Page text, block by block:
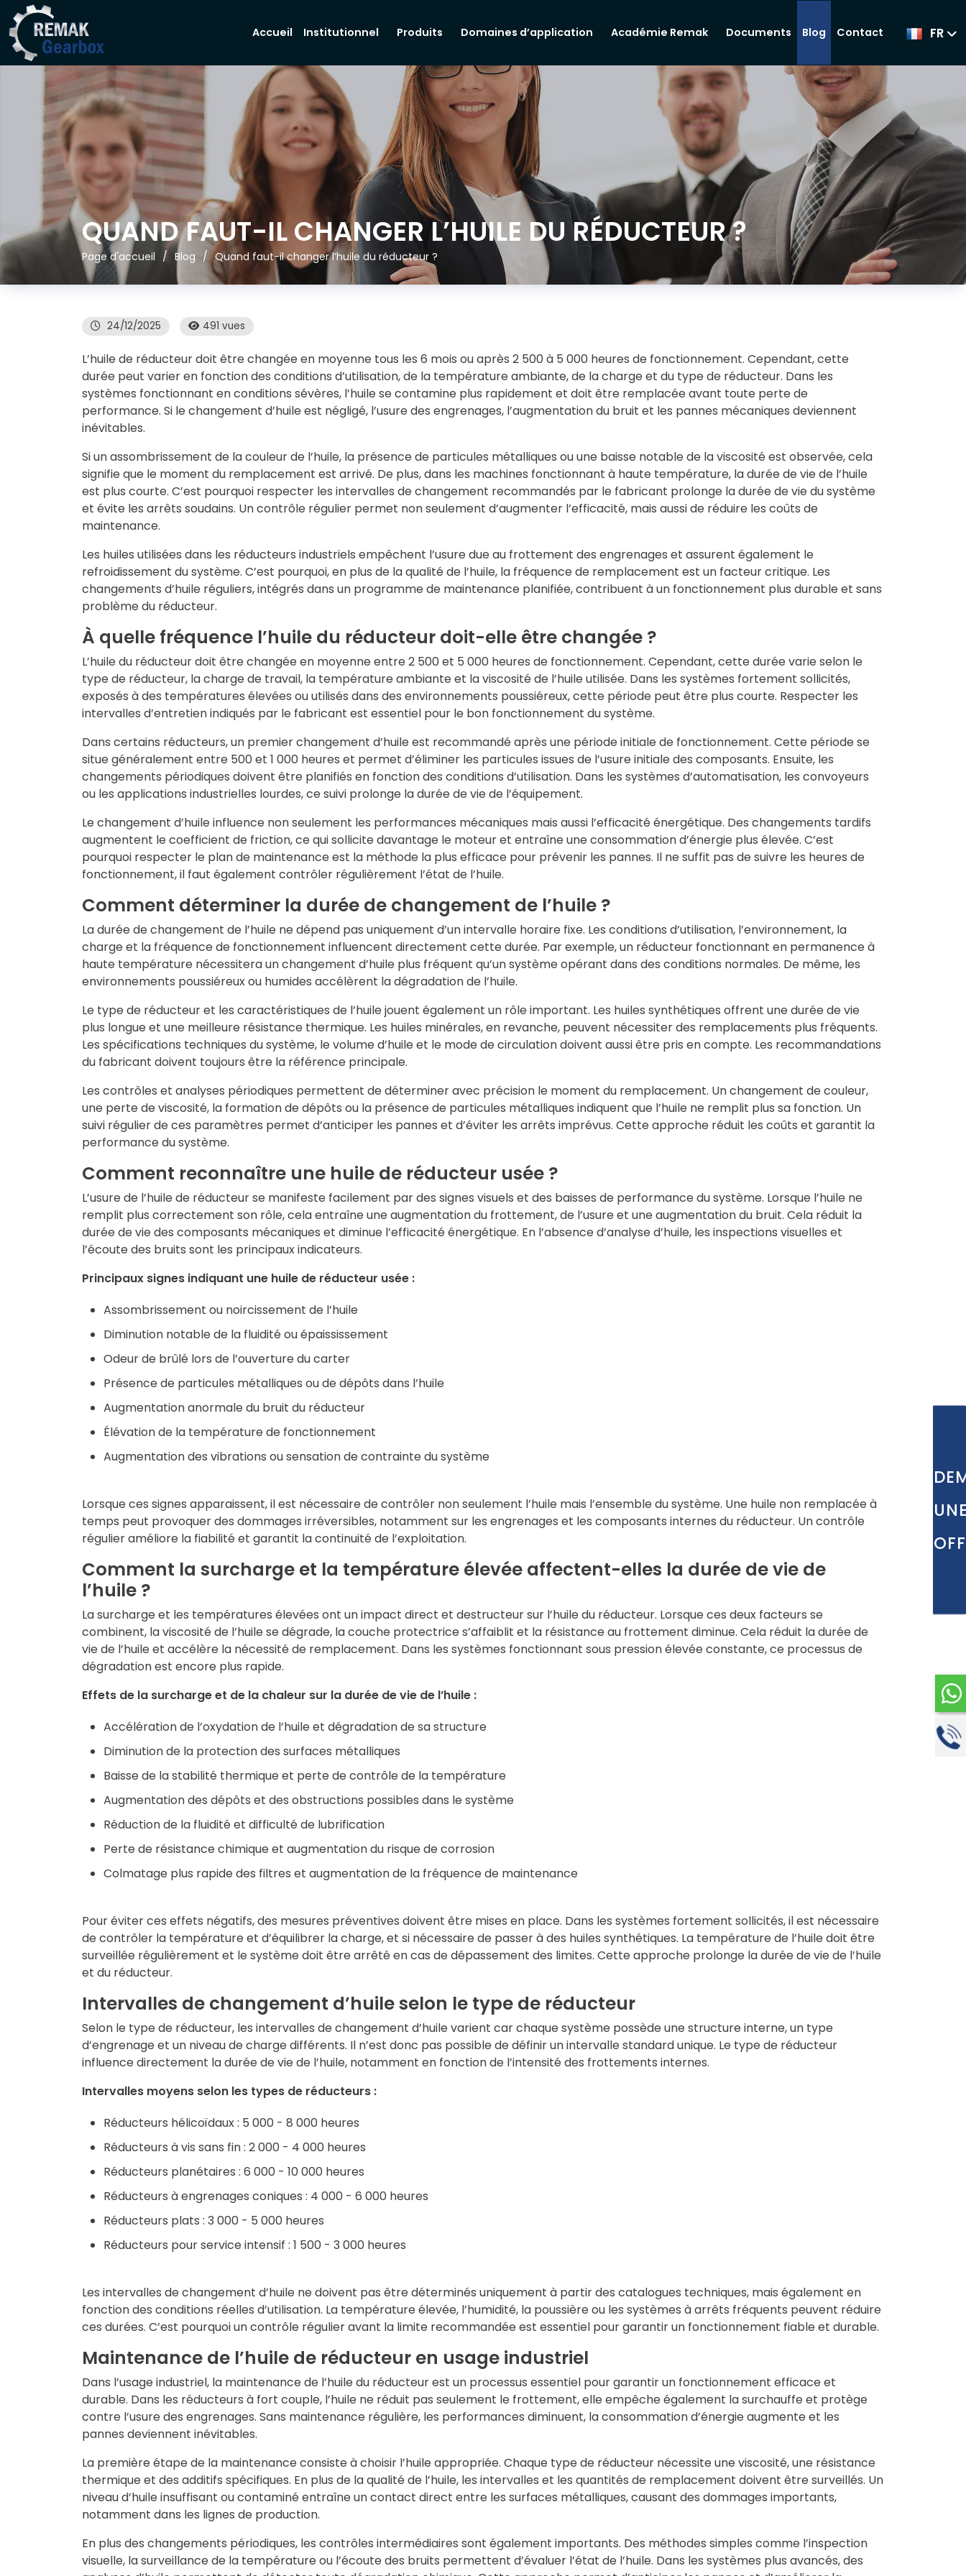
Accueil Institutionnel Produits Domaines d’application Académie Remak Documents Blog Contact FR
QUAND FAUT-IL CHANGER L’HUILE DU RÉDUCTEUR ?
Page d'accueil Blog Quand faut-il changer l’huile du réducteur ?
24/12/2025 491 vues
L’huile de réducteur doit être changée en moyenne tous les 6 mois ou après 2 500 à 5 000 heures de fonctionnement. Cependant, cette
durée peut varier en fonction des conditions d’utilisation, de la température ambiante, de la charge et du type de réducteur. Dans les
systèmes fonctionnant en conditions sévères, l’huile se contamine plus rapidement et doit être remplacée avant toute perte de
performance. Si le changement d’huile est négligé, l’usure des engrenages, l’augmentation du bruit et les pannes mécaniques deviennent
inévitables.
Si un assombrissement de la couleur de l’huile, la présence de particules métalliques ou une baisse notable de la viscosité est observée, cela
signifie que le moment du remplacement est arrivé. De plus, dans les machines fonctionnant à haute température, la durée de vie de l’huile
est plus courte. C’est pourquoi respecter les intervalles de changement recommandés par le fabricant prolonge la durée de vie du système
et évite les arrêts soudains. Un contrôle régulier permet non seulement d’augmenter l’efficacité, mais aussi de réduire les coûts de
maintenance.
Les huiles utilisées dans les réducteurs industriels empêchent l’usure due au frottement des engrenages et assurent également le
refroidissement du système. C’est pourquoi, en plus de la qualité de l’huile, la fréquence de remplacement est un facteur critique. Les
changements d’huile réguliers, intégrés dans un programme de maintenance planifiée, contribuent à un fonctionnement plus durable et sans
problème du réducteur.
À quelle fréquence l’huile du réducteur doit-elle être changée ?
L’huile du réducteur doit être changée en moyenne entre 2 500 et 5 000 heures de fonctionnement. Cependant, cette durée varie selon le
type de réducteur, la charge de travail, la température ambiante et la viscosité de l’huile utilisée. Dans les systèmes fortement sollicités,
exposés à des températures élevées ou utilisés dans des environnements poussiéreux, cette période peut être plus courte. Respecter les
intervalles d’entretien indiqués par le fabricant est essentiel pour le bon fonctionnement du système.
Dans certains réducteurs, un premier changement d’huile est recommandé après une période initiale de fonctionnement. Cette période se
situe généralement entre 500 et 1 000 heures et permet d’éliminer les particules issues de l’usure initiale des composants. Ensuite, les
changements périodiques doivent être planifiés en fonction des conditions d’utilisation. Dans les systèmes d’automatisation, les convoyeurs
ou les applications industrielles lourdes, ce suivi prolonge la durée de vie de l’équipement.
Le changement d’huile influence non seulement les performances mécaniques mais aussi l’efficacité énergétique. Des changements tardifs
augmentent le coefficient de friction, ce qui sollicite davantage le moteur et entraîne une consommation d’énergie plus élevée. C’est
pourquoi respecter le plan de maintenance est la méthode la plus efficace pour prévenir les pannes. Il ne suffit pas de suivre les heures de
fonctionnement, il faut également contrôler régulièrement l’état de l’huile.
Comment déterminer la durée de changement de l’huile ?
La durée de changement de l’huile ne dépend pas uniquement d’un intervalle horaire fixe. Les conditions d’utilisation, l’environnement, la
charge et la fréquence de fonctionnement influencent directement cette durée. Par exemple, un réducteur fonctionnant en permanence à
haute température nécessitera un changement d’huile plus fréquent qu’un système opérant dans des conditions normales. De même, les
environnements poussiéreux ou humides accélèrent la dégradation de l’huile.
Le type de réducteur et les caractéristiques de l’huile jouent également un rôle important. Les huiles synthétiques offrent une durée de vie
plus longue et une meilleure résistance thermique. Les huiles minérales, en revanche, peuvent nécessiter des remplacements plus fréquents.
Les spécifications techniques du système, le volume d’huile et le mode de circulation doivent aussi être pris en compte. Les recommandations
du fabricant doivent toujours être la référence principale.
Les contrôles et analyses périodiques permettent de déterminer avec précision le moment du remplacement. Un changement de couleur,
une perte de viscosité, la formation de dépôts ou la présence de particules métalliques indiquent que l’huile ne remplit plus sa fonction. Un
suivi régulier de ces paramètres permet d’anticiper les pannes et d’éviter les arrêts imprévus. Cette approche réduit les coûts et garantit la
performance du système.
Comment reconnaître une huile de réducteur usée ?
L’usure de l’huile de réducteur se manifeste facilement par des signes visuels et des baisses de performance du système. Lorsque l’huile ne
remplit plus correctement son rôle, cela entraîne une augmentation du frottement, de l’usure et une augmentation du bruit. Cela réduit la
durée de vie des composants mécaniques et diminue l’efficacité énergétique. En l’absence d’analyse d’huile, les inspections visuelles et
l’écoute des bruits sont les principaux indicateurs.
Principaux signes indiquant une huile de réducteur usée :
Assombrissement ou noircissement de l’huile
Diminution notable de la fluidité ou épaississement
Odeur de brûlé lors de l’ouverture du carter
Présence de particules métalliques ou de dépôts dans l’huile
Augmentation anormale du bruit du réducteur
Élévation de la température de fonctionnement
Augmentation des vibrations ou sensation de contrainte du système
Lorsque ces signes apparaissent, il est nécessaire de contrôler non seulement l’huile mais l’ensemble du système. Une huile non remplacée à
temps peut provoquer des dommages irréversibles, notamment sur les engrenages et les composants internes du réducteur. Un contrôle
régulier améliore la fiabilité et garantit la continuité de l’exploitation.
Comment la surcharge et la température élevée affectent-elles la durée de vie de
l’huile ?
La surcharge et les températures élevées ont un impact direct et destructeur sur l’huile du réducteur. Lorsque ces deux facteurs se
combinent, la viscosité de l’huile se dégrade, la couche protectrice s’affaiblit et la résistance au frottement diminue. Cela réduit la durée de
vie de l’huile et accélère la nécessité de remplacement. Dans les systèmes fonctionnant sous pression élevée constante, ce processus de
dégradation est encore plus rapide.
Effets de la surcharge et de la chaleur sur la durée de vie de l’huile :
Accélération de l’oxydation de l’huile et dégradation de sa structure
Diminution de la protection des surfaces métalliques
Baisse de la stabilité thermique et perte de contrôle de la température
Augmentation des dépôts et des obstructions possibles dans le système
Réduction de la fluidité et difficulté de lubrification
Perte de résistance chimique et augmentation du risque de corrosion
Colmatage plus rapide des filtres et augmentation de la fréquence de maintenance
Pour éviter ces effets négatifs, des mesures préventives doivent être mises en place. Dans les systèmes fortement sollicités, il est nécessaire
de contrôler la température et d’équilibrer la charge, et si nécessaire de passer à des huiles synthétiques. La température de l’huile doit être
surveillée régulièrement et le système doit être arrêté en cas de dépassement des limites. Cette approche prolonge la durée de vie de l’huile
et du réducteur.
Intervalles de changement d’huile selon le type de réducteur
Selon le type de réducteur, les intervalles de changement d’huile varient car chaque système possède une structure interne, un type
d’engrenage et un niveau de charge différents. Il n’est donc pas possible de définir un intervalle standard unique. Le type de réducteur
influence directement la durée de vie de l’huile, notamment en fonction de l’intensité des frottements internes.
Intervalles moyens selon les types de réducteurs :
Réducteurs hélicoïdaux : 5 000 - 8 000 heures
Réducteurs à vis sans fin : 2 000 - 4 000 heures
Réducteurs planétaires : 6 000 - 10 000 heures
Réducteurs à engrenages coniques : 4 000 - 6 000 heures
Réducteurs plats : 3 000 - 5 000 heures
Réducteurs pour service intensif : 1 500 - 3 000 heures
Les intervalles de changement d’huile ne doivent pas être déterminés uniquement à partir des catalogues techniques, mais également en
fonction des conditions réelles d’utilisation. La température élevée, l’humidité, la poussière ou les systèmes à arrêts fréquents peuvent réduire
ces durées. C’est pourquoi un contrôle régulier avant la limite recommandée est essentiel pour garantir un fonctionnement fiable et durable.
Maintenance de l’huile de réducteur en usage industriel
Dans l’usage industriel, la maintenance de l’huile du réducteur est un processus essentiel pour garantir un fonctionnement efficace et
durable. Dans les réducteurs à fort couple, l’huile ne réduit pas seulement le frottement, elle empêche également la surchauffe et protège
contre l’usure des engrenages. Sans maintenance régulière, les performances diminuent, la consommation d’énergie augmente et les
pannes deviennent inévitables.
La première étape de la maintenance consiste à choisir l’huile appropriée. Chaque type de réducteur nécessite une viscosité, une résistance
thermique et des additifs spécifiques. En plus de la qualité de l’huile, les intervalles et les quantités de remplacement doivent être surveillés. Un
niveau d’huile insuffisant ou contaminé entraîne un contact direct entre les surfaces métalliques, causant des dommages importants,
notamment dans les lignes de production.
En plus des changements périodiques, les contrôles intermédiaires sont également importants. Des méthodes simples comme l’inspection
visuelle, la surveillance de la température ou l’écoute des bruits permettent d’évaluer l’état de l’huile. Dans les systèmes plus avancés, des